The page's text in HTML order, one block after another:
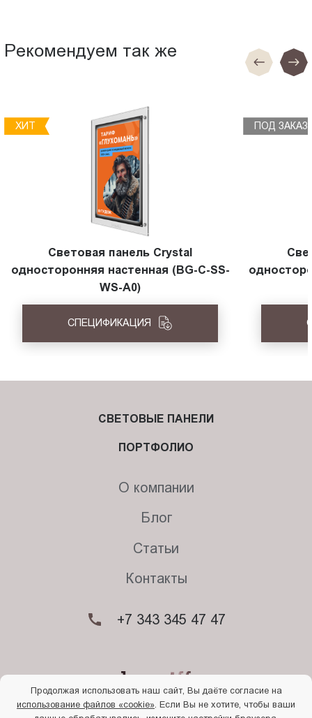
Рекомендуем так же
ХИТ
Световая панель Crystal
односторонняя настенная (BG-C-SS-
WS-A0)
СПЕЦИФИКАЦИЯ
ПОД ЗАКАЗ
© 2026. Begriff
СВЕТОВЫЕ ПАНЕЛИ
ПОРТФОЛИО
О компании
Блог
Статьи
Контакты
+7 343 345 47 47
Продолжая использовать наш сайт, Вы даёте согласие на
использование файлов «cookie» . Если Вы не хотите, чтобы ваши